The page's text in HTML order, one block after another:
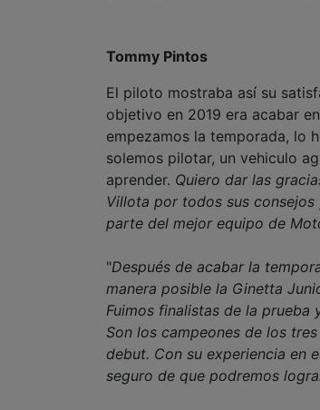
Tommy Pintos
El piloto mostraba así su
objetivo en 2019 era acabar
empezamos la temporada, lo
solemos pilotar, un vehiculo
aprender. Quiero dar las
Villota por todos sus
parte del mejor equipo de
"Después de acabar la
manera posible la Ginetta
Fuimos finalistas de la
Son los campeones de los
debut. Con su experiencia en
seguro de que podremos